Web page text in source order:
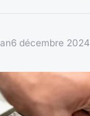
6 décembre 2024